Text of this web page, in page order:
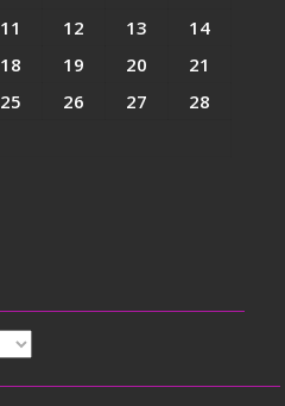
11 12 13
14
18 19 20
21
25 26 27
28